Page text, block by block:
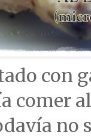
con
comer
no